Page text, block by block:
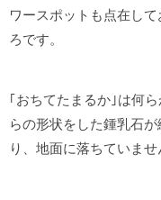
ワースポットも点在し
ろです。
｢おちてたまるか｣は何
らの形状をした鍾乳石
り、地面に落ちていませ